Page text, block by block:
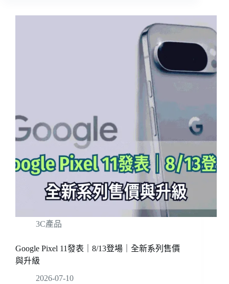
3C產品
Google Pixel 11發表｜8/13登場｜全新系列售價
與升級
2026-07-10